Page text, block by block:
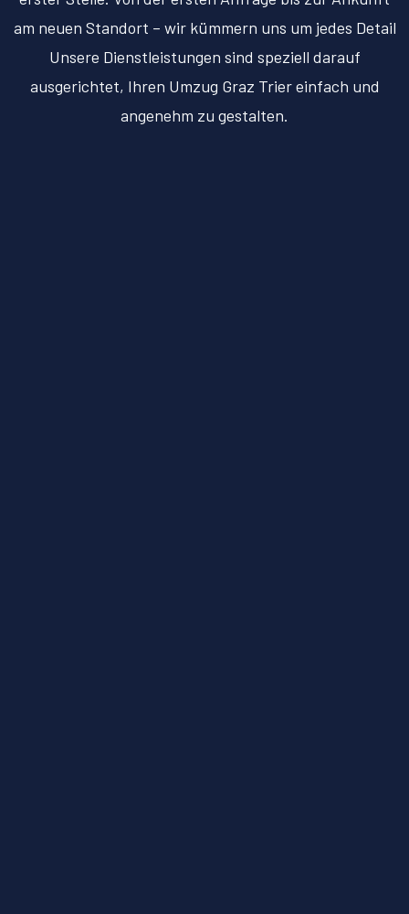
am neuen Standort – wir kümmern uns um jedes Detail
Unsere Dienstleistungen sind speziell darauf
ausgerichtet, Ihren Umzug Graz Trier einfach und
angenehm zu gestalten.